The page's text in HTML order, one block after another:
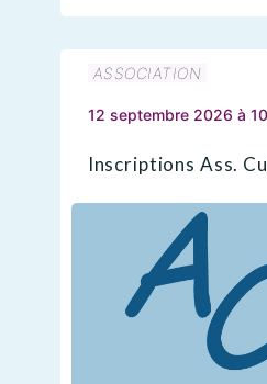
ASSOCIATION
12 septembre 2026 à
Inscriptions Ass.